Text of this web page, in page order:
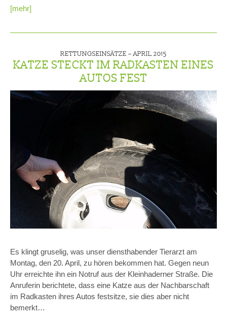
[mehr]
RETTUNGSEINSÄTZE –APRIL 2015
KATZE STECKT IM RADKASTEN EINES
AUTOS FEST
Es klingt gruselig, was unser diensthabender Tierarzt am
Montag, den 20. April, zu hören bekommen hat. Gegen neun
Uhr erreichte ihn ein Notruf aus der Kleinhaderner Straße. Die
Anruferin berichtete, dass eine Katze aus der Nachbarschaft
im Radkasten ihres Autos festsitze, sie dies aber nicht
bemerkt…